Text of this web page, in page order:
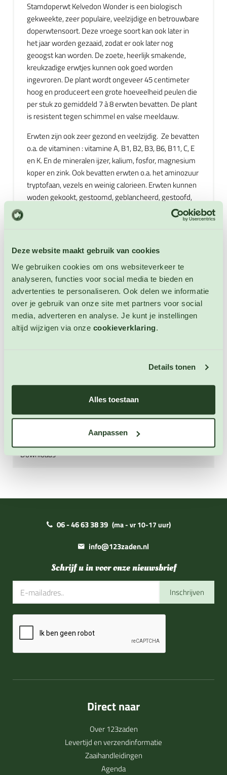
Deze website maakt gebruik van cookies
We gebruiken cookies om ons websiteverkeer te
analyseren, functies voor social media te bieden en
advertenties te personaliseren. Ook delen we informatie
over je gebruik van onze site met partners voor social
media, adverteren en analyse. Je kunt je instellingen
altijd wijzigen via onze cookieverklaring.
Details tonen
Alles toestaan
Aanpassen
Stamdoperwt Kelvedon Wonder is een biologisch
gekweekte, zeer populaire, veelzijdige en betrouwbare
doperwtensoort. Deze vroege soort kan ook later in
het jaar worden gezaaid, zodat er ook later nog
geoogst kan worden. De zoete, heerlijk smakende,
kreukzadige erwtjes kunnen ook goed worden
ingevroren. De plant wordt ongeveer 45 centimeter
hoog en produceert een grote hoeveelheid peulen die
per stuk zo gemiddeld 7 à 8 erwten bevatten. De plant
is resistent tegen schimmel en valse meeldauw.
Erwten zijn ook zeer gezond en veelzijdig. Ze bevatten
o.a. de vitaminen : vitamine A, B1, B2, B3, B6, B11, C, E
en K. En de mineralen ijzer, kalium, fosfor, magnesium
koper en zink. Ook bevatten erwten o.a. het aminozuur
tryptofaan, vezels en weinig calorieen. Erwten kunnen
woden gekookt, gestoomd, geblancheerd, gestoofd,
gebruikt worden in ovenschotels, stampotten, soepen
en allerlei andere gerechten. Kort gekookte erwten
rauwkost, Erwten zijn erg lekker in combinatie met: kip,
rundvlees, varkensvlees, gehakt, ham, crème fraîche,
pasta, kaas, melk, paprikapoeder, spek, rijst, garnalen,
saffraan, coucous, eieren, kerriepoeder, geitenkaas,
citroen, zalm, kokosmelk, olijfolie en tahin. En andere
groenten zoals: bosui, ui, wortel, aardappelen, tomaten,
paprika’s, wilde rucola, zoete aardappel, bloemkool,
broccoli, courgette, spinazie, champignons, asperges,
Downloads
06 - 46 63 38 39 (ma - vr 10-17 uur)
info@123zaden.nl
Schrijf u in voor onze nieuwsbrief
Inschrijven
Direct naar
Over 123zaden
Levertijd en verzendinformatie
Zaaihandleidingen
Agenda